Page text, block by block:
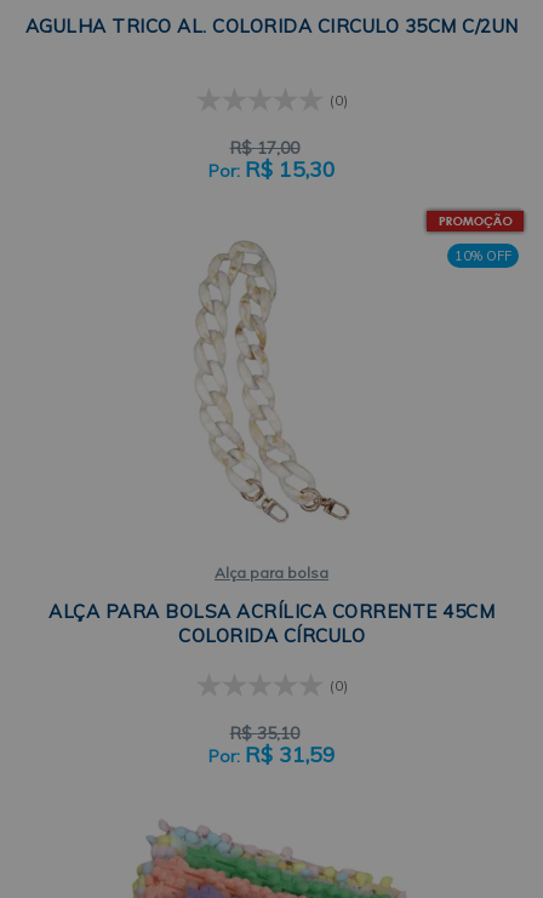
AGULHA TRICO AL. COLORIDA CIRCULO 35CM C/2UN
(0)
R$ 17,00
R$ 15,30
10% OFF
Alça para bolsa
ALÇA PARA BOLSA ACRÍLICA CORRENTE 45CM
COLORIDA CÍRCULO
(0)
R$ 35,10
R$ 31,59